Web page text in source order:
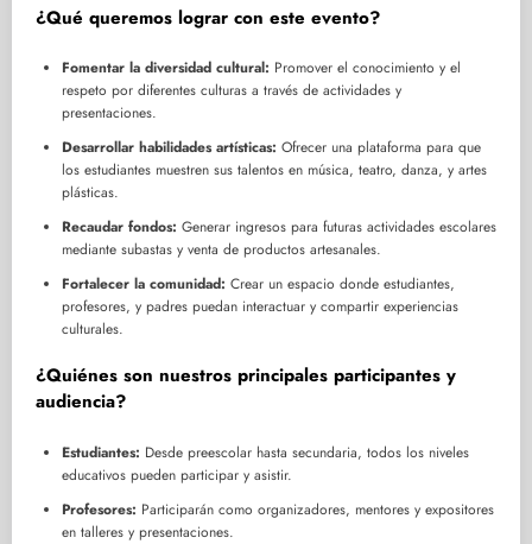
¿Qué queremos lograr con este evento?
Fomentar la diversidad cultural: Promover el conocimiento y el
respeto por diferentes culturas a través de actividades y
presentaciones.
Desarrollar habilidades artísticas: Ofrecer una plataforma para que
los estudiantes muestren sus talentos en música, teatro, danza, y artes
plásticas.
Recaudar fondos: Generar ingresos para futuras actividades escolares
mediante subastas y venta de productos artesanales.
Fortalecer la comunidad: Crear un espacio donde estudiantes,
profesores, y padres puedan interactuar y compartir experiencias
culturales.
¿Quiénes son nuestros principales participantes y
audiencia?
Estudiantes: Desde preescolar hasta secundaria, todos los niveles
educativos pueden participar y asistir.
Profesores: Participarán como organizadores, mentores y expositores
en talleres y presentaciones.